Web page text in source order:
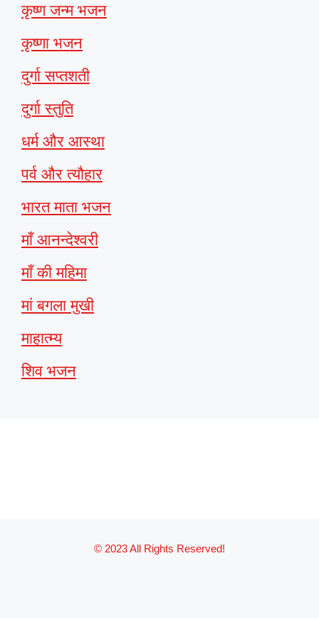
कृष्ण जन्म भजन
कृष्णा भजन
दुर्गा सप्तशती
दुर्गा स्तुति
धर्म और आस्था
पर्व और त्यौहार
भारत माता भजन
माँ आनन्देश्वरी
माँ की महिमा
मां बगला मुखी
माहात्म्य
शिव भजन
© 2023 All Rights Reserved!